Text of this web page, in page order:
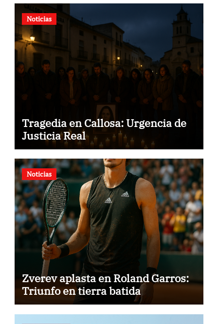
Noticias
Tragedia en Callosa: Urgencia de
Justicia Real
Noticias
Zverev aplasta en Roland Garros:
Triunfo en tierra batida